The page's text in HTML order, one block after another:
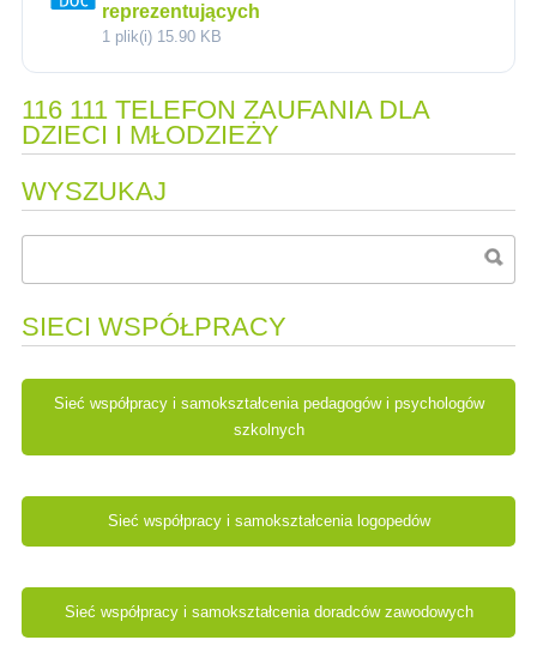
reprezentujących
1 plik(i) 15.90 KB
116 111 TELEFON ZAUFANIA DLA
DZIECI I MŁODZIEŻY
WYSZUKAJ
SIECI WSPÓŁPRACY
Sieć współpracy i samokształcenia pedagogów i psychologów
szkolnych
Sieć współpracy i samokształcenia logopedów
Sieć współpracy i samokształcenia doradców zawodowych